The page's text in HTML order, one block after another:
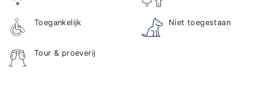
Toegankelijk Niet toegestaan
Tour & proeverij